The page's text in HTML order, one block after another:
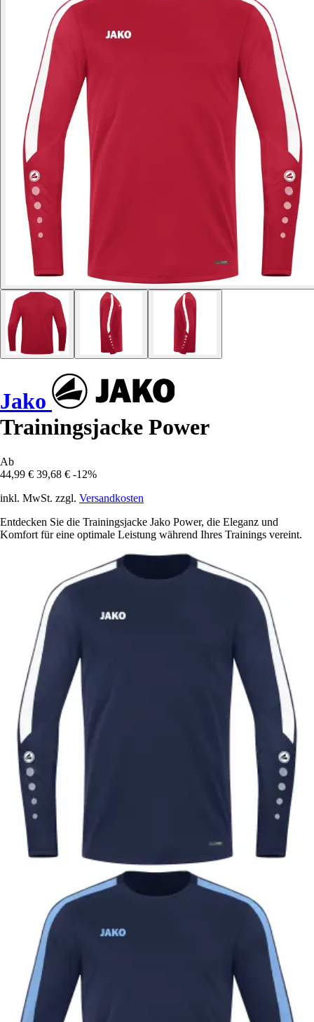
Jako
Trainingsjacke Power
Ab
44,99 € 39,68 € -12%
inkl. MwSt. zzgl. Versandkosten
Entdecken Sie die Trainingsjacke Jako Power, die Eleganz und
Komfort für eine optimale Leistung während Ihres Trainings vereint.